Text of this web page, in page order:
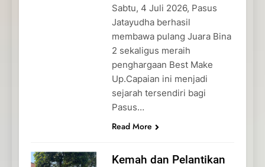
Sabtu, 4 Juli 2026, Pasus
Jatayudha berhasil
membawa pulang Juara Bina
2 sekaligus meraih
penghargaan Best Make
Up.Capaian ini menjadi
sejarah tersendiri bagi
Pasus…
Read More
Kemah dan Pelantikan